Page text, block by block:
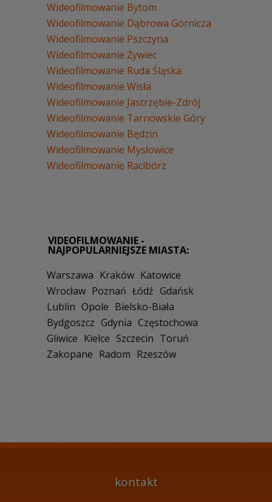
Wideofilmowanie Bytom
Wideofilmowanie Dąbrowa Górnicza
Wideofilmowanie Pszczyna
Wideofilmowanie Żywiec
Wideofilmowanie Ruda Śląska
Wideofilmowanie Wisła
Wideofilmowanie Jastrzębie-Zdrój
Wideofilmowanie Tarnowskie Góry
Wideofilmowanie Będzin
Wideofilmowanie Mysłowice
Wideofilmowanie Racibórz
VIDEOFILMOWANIE -
NAJPOPULARNIEJSZE MIASTA:
Warszawa Kraków Katowice
Wrocław Poznań Łódź Gdańsk
Lublin Opole Bielsko-Biała
Bydgoszcz Gdynia Częstochowa
Gliwice Kielce Szczecin Toruń
Zakopane Radom Rzeszów
kontakt